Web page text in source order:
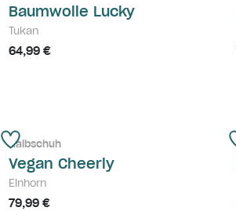
Baumwolle Lucky
Tukan
64,99 €
Halbschuh
Vegan Cheerly
Einhorn
79,99 €